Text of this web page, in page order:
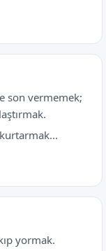
son vermemek;
yormak.